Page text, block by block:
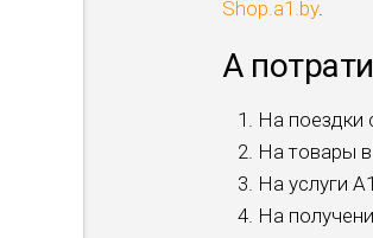
Shop.a1.by.
А
На поездки
На товары
На услуги
На